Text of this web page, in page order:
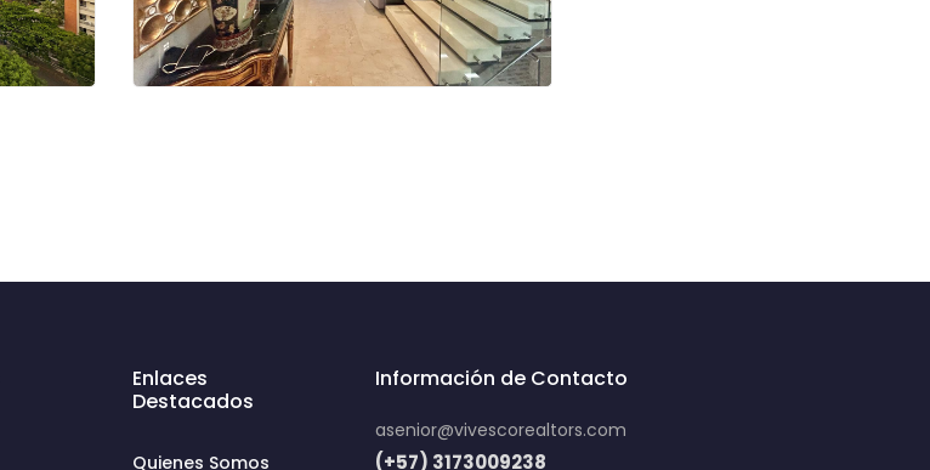
Enlaces
Destacados
Quienes Somos
Información de Contacto
asenior@vivescorealtors.com
(+57) 3173009238